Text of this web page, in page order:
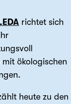
richtet sich
ökologischen
heute zu den